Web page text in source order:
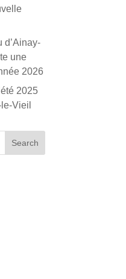
d’Ainay-
une
2026
2025
Vieil